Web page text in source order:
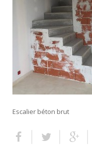
Escalier extérieur
Finitions pour escalier
Escalier béton brut